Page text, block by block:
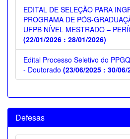
EDITAL DE SELEÇÃO PARA
PROGRAMA DE PÓS-
UFPB NÍVEL MESTRADO –
(22/01/2026 : 28/01/2026)
Edital Processo Seletivo do
- Doutorado (23/06/2025 : 30/06/
Defesas